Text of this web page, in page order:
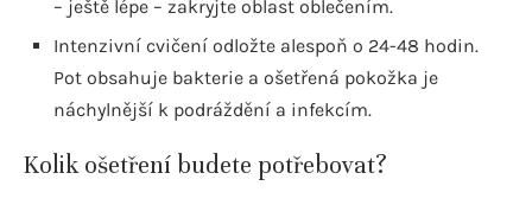
– ještě lépe – zakryjte oblast oblečením.
Intenzivní cvičení odložte alespoň o 24-48 hodin.
Pot obsahuje bakterie a ošetřená pokožka je
náchylnější k podráždění a infekcím.
Kolik ošetření budete potřebovat?